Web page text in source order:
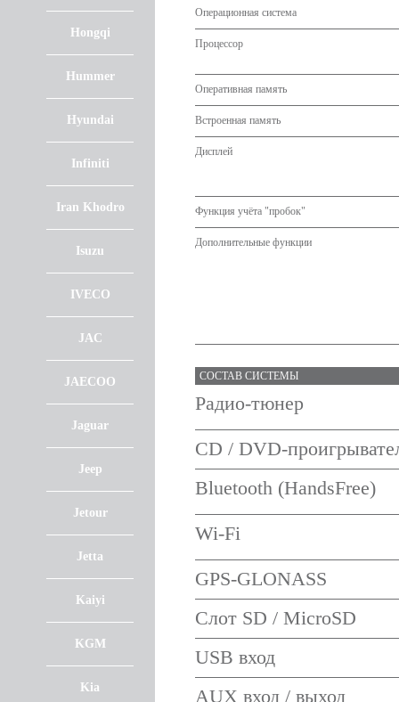
Hongqi
Hummer
Hyundai
Infiniti
Iran Khodro
Isuzu
IVECO
JAC
JAECOO
Jaguar
Jeep
Jetour
Jetta
Kaiyi
KGM
Kia
Операционная система
Процессор
Оперативная память
Встроенная память
Дисплей
Функция учёта "пробок"
Дополнительные функции
СОСТАВ СИСТЕМЫ
Радио-тюнер
CD / DVD-
Bluetooth (HandsFree)
Wi-Fi
GPS-GLONASS
Слот SD / MicroSD
USB вход
AUX вход / выход